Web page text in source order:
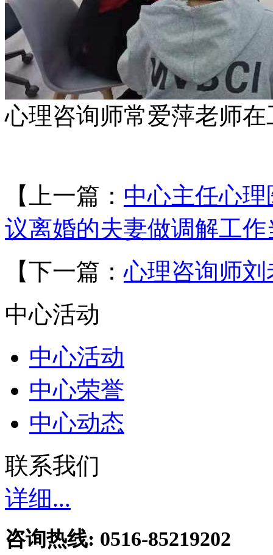
心理咨询师常爱萍老师在
【上一篇： 中心主任心
议离婚的夫妻做调解工作
【下一篇：心理咨询师
中心活动
中心活动
中心荣誉
中心动态
联系我们
详细...
咨询热线: 0516-85219202